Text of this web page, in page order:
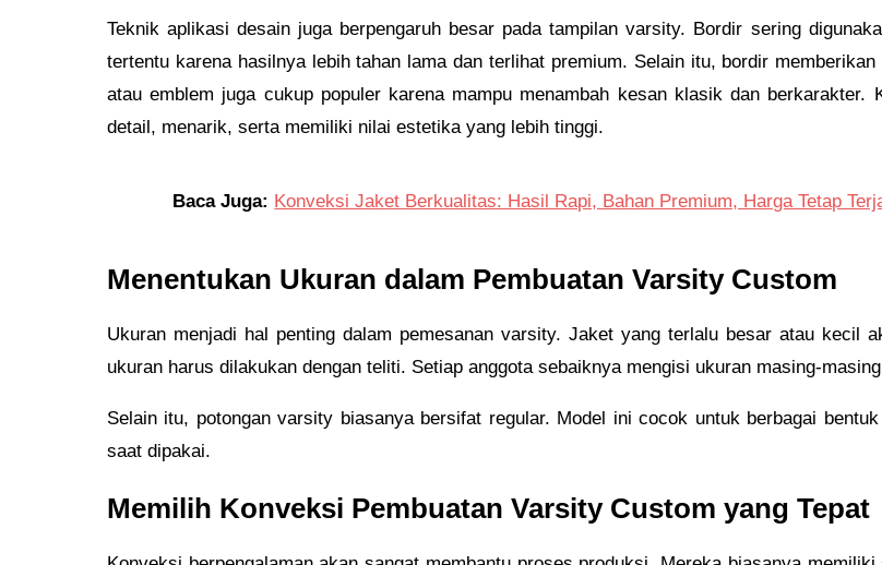
Teknik aplikasi desain juga berpengaruh besar pada tampilan varsity. Bordir sering
tertentu karena hasilnya lebih tahan lama dan terlihat premium. Selain itu, bordir
atau emblem juga cukup populer karena mampu menambah kesan klasik dan
detail, menarik, serta memiliki nilai estetika yang lebih tinggi.
Baca Juga: Konveksi Jaket Berkualitas: Hasil Rapi, Bahan Premium, Harga Tetap
Menentukan Ukuran dalam Pembuatan Varsity Custom
Ukuran menjadi hal penting dalam pemesanan varsity. Jaket yang terlalu besar atau kecil
ukuran harus dilakukan dengan teliti. Setiap anggota sebaiknya mengisi ukuran masing-
Selain itu, potongan varsity biasanya bersifat regular. Model ini cocok untuk berbagai
saat dipakai.
Memilih Konveksi Pembuatan Varsity Custom yang Tepat